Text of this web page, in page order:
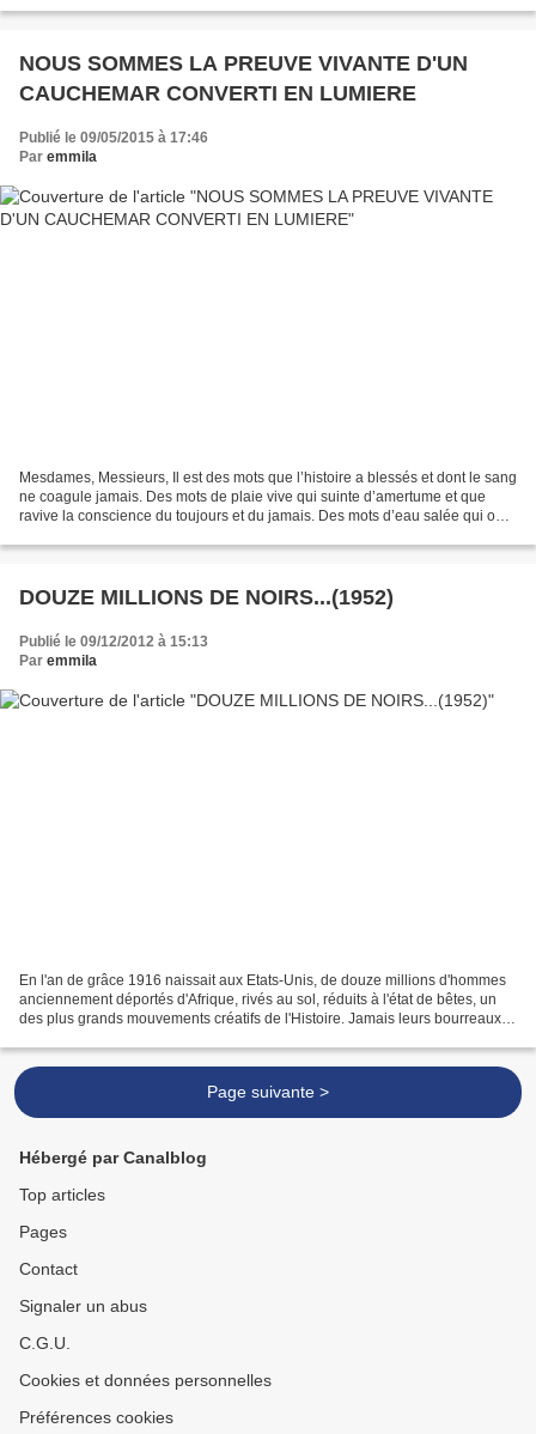
NOUS SOMMES LA PREUVE VIVANTE D'UN
CAUCHEMAR CONVERTI EN LUMIERE
Publié le 09/05/2015 à 17:46
Par emmila
Mesdames, Messieurs, Il est des mots que l’histoire a blessés et dont le sang
ne coagule jamais. Des mots de plaie vive qui suinte d’amertume et que
ravive la conscience du toujours et du jamais. Des mots d’eau salée qui ont
DOUZE MILLIONS DE NOIRS...(1952)
Publié le 09/12/2012 à 15:13
Par emmila
En l'an de grâce 1916 naissait aux Etats-Unis, de douze millions d'hommes
anciennement déportés d'Afrique, rivés au sol, réduits à l'état de bêtes, un
des plus grands mouvements créatifs de l'Histoire. Jamais leurs bourreaux
Page suivante >
Hébergé par Canalblog
Top articles
Pages
Contact
Signaler un abus
C.G.U.
Cookies et données personnelles
Préférences cookies